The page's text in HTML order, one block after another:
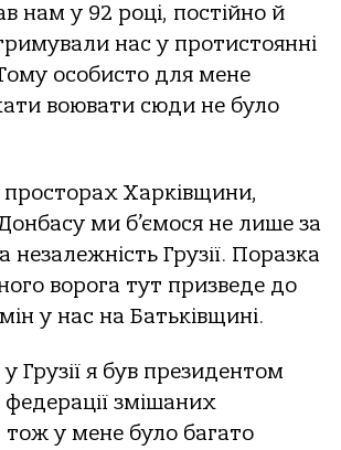
нам у 92 році, постійно й
нас у протистоянні
особисто для мене
воювати сюди не було
просторах Харківщини,
ми б’ємося не лише за
незалежність Грузії. Поразка
ворога тут призведе до
у нас на Батьківщині.
Грузії я був президентом
федерації змішаних
тож у мене було багато